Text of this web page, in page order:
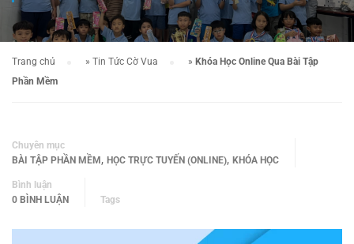
Trang chủ » Tin Tức Cờ Vua » Khóa Học Online Qua Bài Tập
Phần Mềm
Chuyên mục
BÀI TẬP PHẦN MỀM, HỌC TRỰC TUYẾN (ONLINE), KHÓA HỌC
Bình luận
0 BÌNH LUẬN
Tags